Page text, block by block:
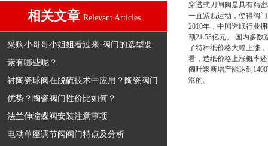
相关文章 Relevant Articles
采购小哥哥小姐姐看过来-阀门的选型要
素有哪些呢？
衬陶瓷球阀在脱硫技术中应用？陶瓷阀门
优势？陶瓷阀门性价比如何？
法兰伸缩蝶阀安装注意事项
电动单座调节阀阀门特点及分析
穿透式刀闸阀是具有精
一直紧贴运动，使得阀
2010年，中国造纸行业
额21.53亿元。 国内多数
了特种纸价格大幅上涨
看，造纸价格上涨概率
阔叶浆新增产能达到
涨的。